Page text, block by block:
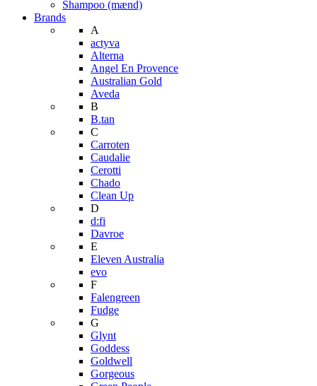
Shampoo (mænd)
Brands
A
actyva
Alterna
Angel En Provence
Australian Gold
Aveda
B
B.tan
C
Carroten
Caudalie
Cerotti
Chado
Clean Up
D
d:fi
Davroe
E
Eleven Australia
evo
F
Falengreen
Fudge
G
Glynt
Goddess
Goldwell
Gorgeous